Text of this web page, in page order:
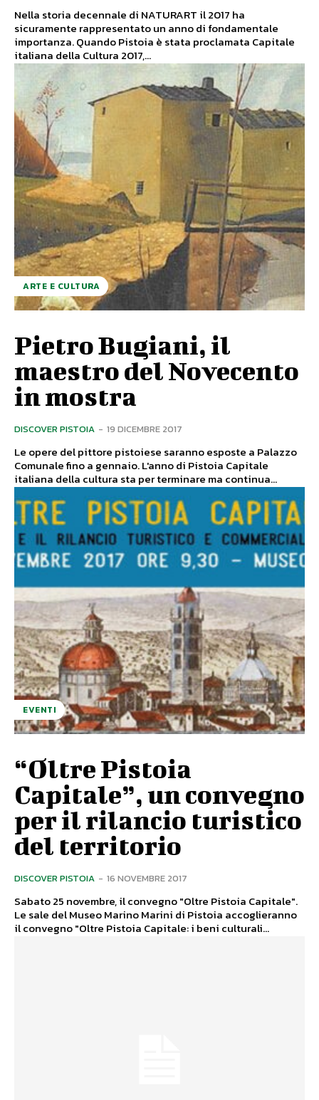
Nella storia decennale di NATURART il 2017 ha
sicuramente rappresentato un anno di fondamentale
importanza. Quando Pistoia è stata proclamata Capitale
italiana della Cultura 2017,...
ARTE E CULTURA
Pietro Bugiani, il
maestro del Novecento
in mostra
DISCOVER PISTOIA - 19 DICEMBRE 2017
Le opere del pittore pistoiese saranno esposte a Palazzo
Comunale fino a gennaio. L'anno di Pistoia Capitale
italiana della cultura sta per terminare ma continua...
EVENTI
“Oltre Pistoia
Capitale”, un convegno
per il rilancio turistico
del territorio
DISCOVER PISTOIA - 16 NOVEMBRE 2017
Sabato 25 novembre, il convegno "Oltre Pistoia Capitale".
Le sale del Museo Marino Marini di Pistoia accoglieranno
il convegno "Oltre Pistoia Capitale: i beni culturali...